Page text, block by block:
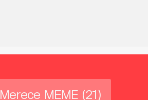
Merece MEME (21)